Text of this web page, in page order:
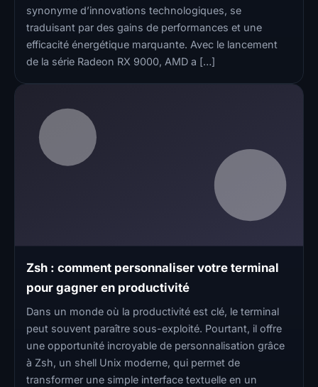
synonyme d’innovations technologiques, se
traduisant par des gains de performances et une
efficacité énergétique marquante. Avec le lancement
de la série Radeon RX 9000, AMD a […]
Zsh : comment personnaliser votre terminal
pour gagner en productivité
Dans un monde où la productivité est clé, le terminal
peut souvent paraître sous-exploité. Pourtant, il offre
une opportunité incroyable de personnalisation grâce
à Zsh, un shell Unix moderne, qui permet de
transformer une simple interface textuelle en un